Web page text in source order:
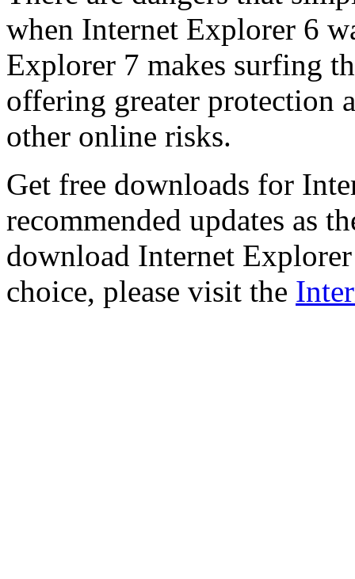
when Internet Explorer 6
Explorer 7 makes surfing
offering greater protection
other online risks.
Get free downloads for
recommended updates as
download Internet
choice, please visit the